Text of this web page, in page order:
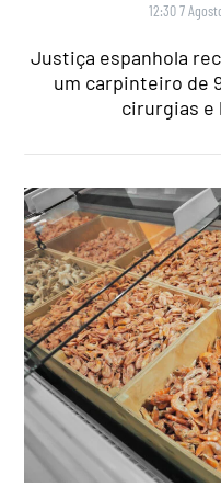
12:30 7
Justiça espanhola
um carpinteiro de
cirurgias e